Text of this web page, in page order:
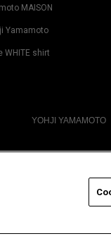
MAISON
Yamamoto
WHITE shirt
YOHJI YAMAMOTO